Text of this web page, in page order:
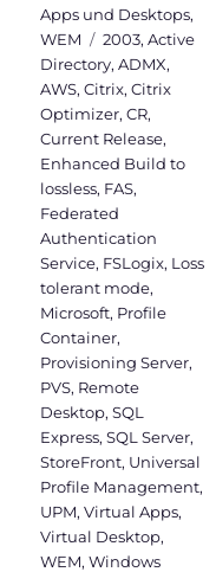
Apps und Desktops,
WEM
Schlagwörter
2003,Active
Directory,ADMX,
AWS,Citrix,Citrix
Optimizer,CR,
Current Release,
Enhanced Build to
lossless, FAS,
Federated
Authentication
Service, FSLogix, Loss
tolerant mode,
Microsoft, Profile
Container,
Provisioning Server,
PVS, Remote
Desktop,SQL
Express,SQL Server,
StoreFront, Universal
Profile Management,
UPM,Virtual Apps,
Virtual Desktop,
WEM,Windows